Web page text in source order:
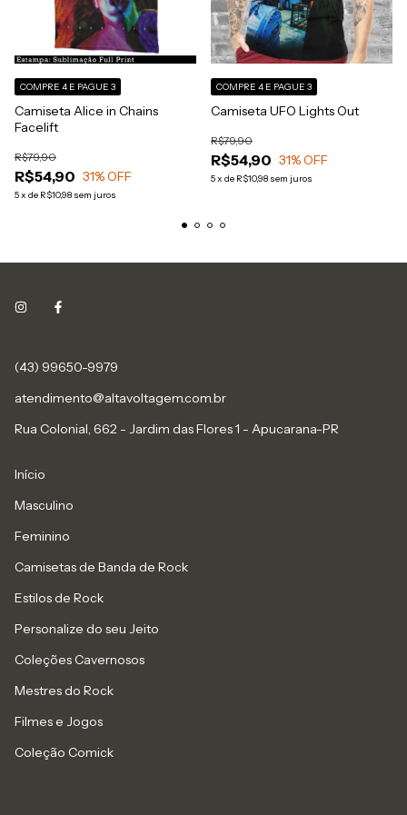
Camiseta Alice in Chains
Facelift
R$54,90
R$79,90
31% OFF
5x de R$10,98 sem juros
COMPRE 4 E PAGUE 3
Camiseta UFO Lights Out
R$54,90
R$79,90
31% OFF
5x de R$10,98 sem juros
COMPRE 4 E PAGUE 3
(43) 99650-9979
atendimento@altavoltagem.com.br
Rua Colonial, 662 - Jardim das Flores 1 - Apucarana-PR
Início
Masculino
Feminino
Camisetas de Banda de Rock
Estilos de Rock
Personalize do seu Jeito
Coleções Cavernosos
Mestres do Rock
Filmes e Jogos
Coleção Comick